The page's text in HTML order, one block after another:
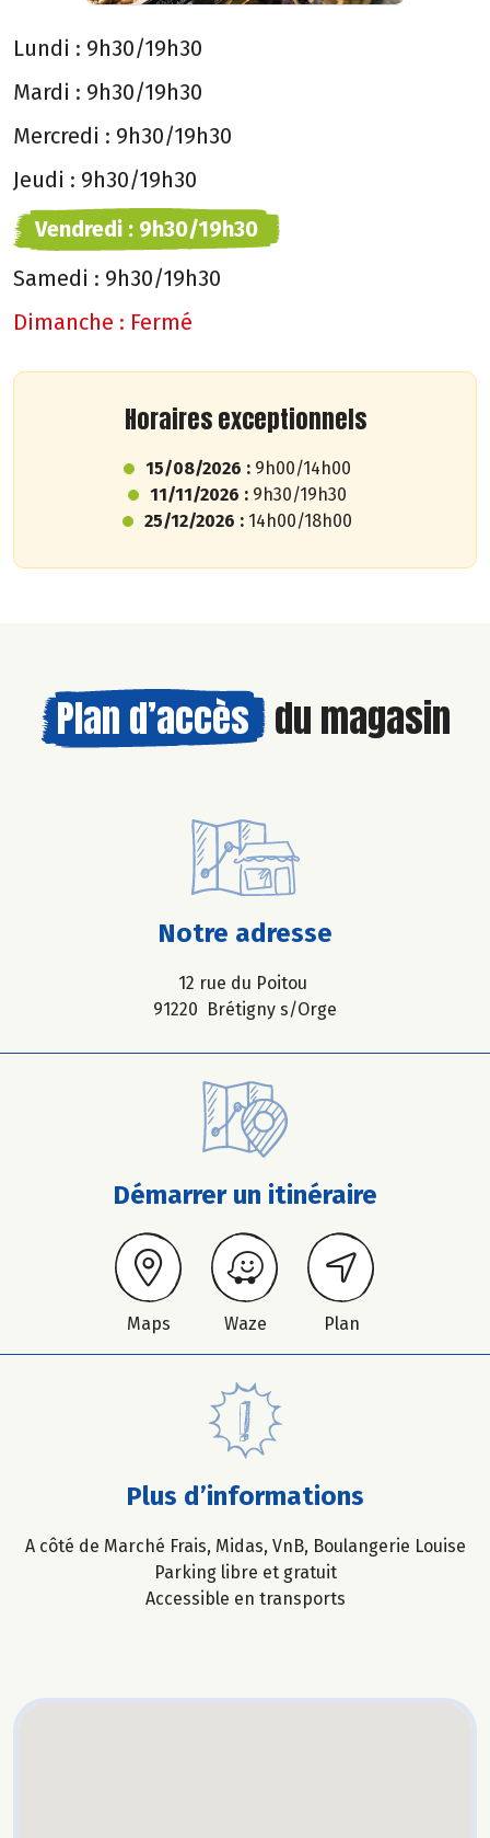
Lundi : 9h30/19h30
Mardi : 9h30/19h30
Mercredi : 9h30/19h30
Jeudi : 9h30/19h30
Vendredi : 9h30/19h30
Samedi : 9h30/19h30
Dimanche : Fermé
Horaires exceptionnels
15/08/2026 : 9h00/14h00
11/11/2026 : 9h30/19h30
25/12/2026 : 14h00/18h00
Plan d’accès du magasin
Notre adresse
12 rue du Poitou
91220 Brétigny s/Orge
Démarrer un itinéraire
Maps Waze Plan
Plus d’informations
A côté de Marché Frais, Midas, VnB, Boulangerie Louise
Parking libre et gratuit
Accessible en transports